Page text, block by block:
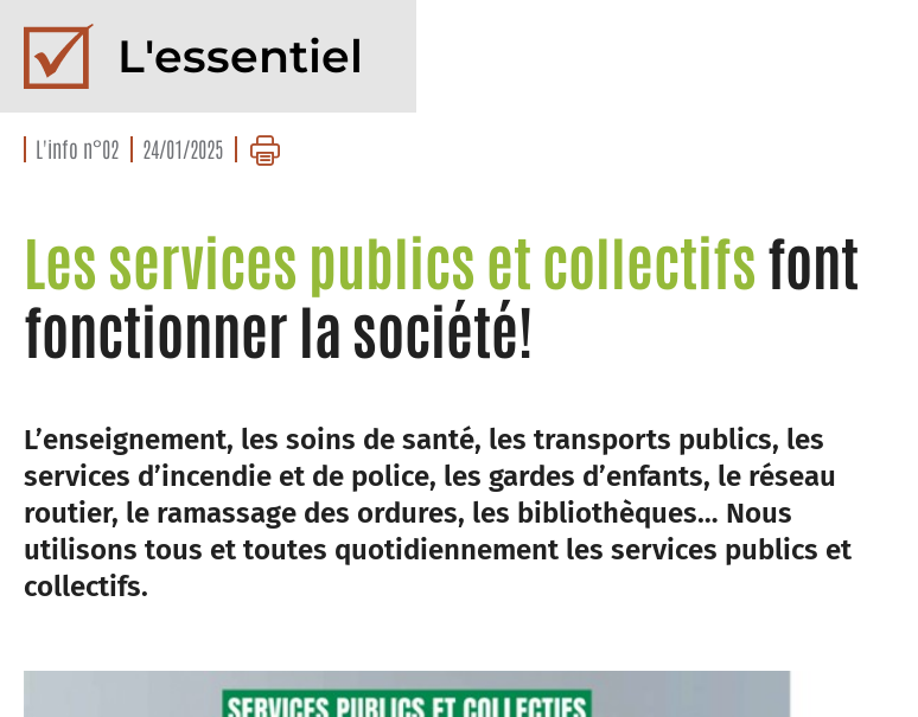
L'essentiel
L'info n°02 24/01/2025
Les services publics et collectifsfont
fonctionner la société!
L’enseignement, les soins de santé, les transports publics, les
services d’incendie et de police, les gardes d’enfants, le réseau
routier, le ramassage des ordures, les bibliothèques… Nous
utilisons tous et toutes quotidiennement les services publics et
collectifs.